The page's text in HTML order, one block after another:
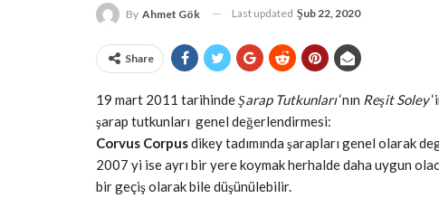
By Ahmet Gök Last updated Şub 22, 2020
Share
19 mart 2011 tarihindeŞarap Tutkunları‘nın Reşit Soley
şarap tutkunları genel değerlendirmesi:
Corvus Corpusdikey tadımında şarapları genel olarak
2007 yi ise ayrı bir yere koymak herhalde daha uygun
bir geçiş olarak bile düşünülebilir.